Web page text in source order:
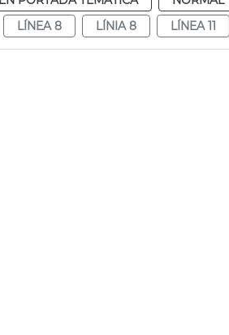
LÍNEA 8 LÍNIA 8 LÍNEA 11